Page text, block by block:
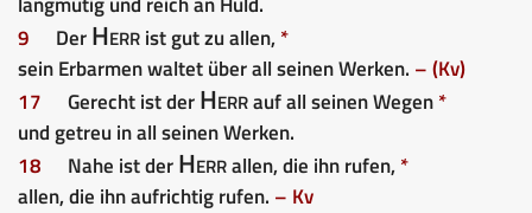
9
DerHerrist gut zu allen, *
sein Erbarmen waltet über all seinen Werken. – (Kv)
17
Gerecht ist derHerrauf all seinen Wegen*
und getreu in all seinen Werken.
18
Nahe ist derHerrallen, die ihn rufen, *
allen, die ihn aufrichtig rufen. – Kv